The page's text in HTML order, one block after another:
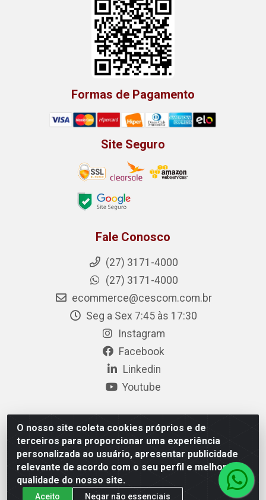
O nosso site coleta cookies próprios e de
terceiros para proporcionar uma experiência
personalizada ao usuário, apresentar publicidade
relevante de acordo com o seu perfil e melhorar a
qualidade do nosso site.
Aceito Negar não essenciais
Formas de Pagamento
Site Seguro
Fale Conosco
(27) 3171-4000
(27) 3171-4000
ecommerce@cescom.com.br
Seg a Sex 7:45 às 17:30
Instagram
Facebook
Linkedin
Youtube
Cescom Distribuidor - Rodovia BR 101, Km 163, S/N –
Rio Quartel, Linhares/ES – CEP 29.900-983 – CNPJ
27.724.509/0001-33